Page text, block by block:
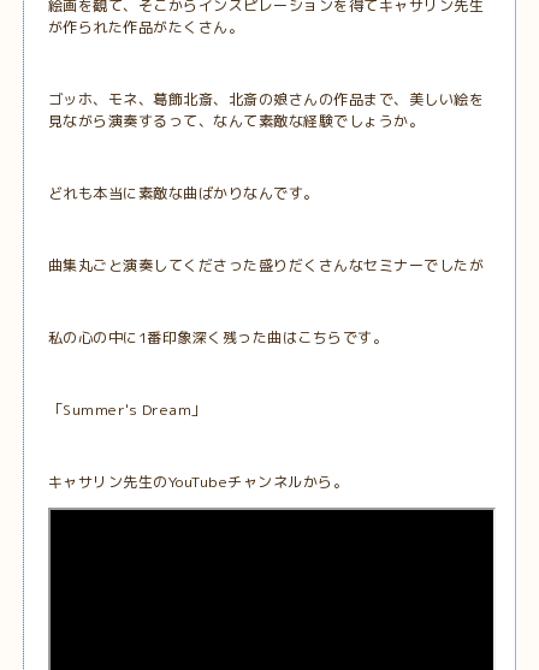
絵画を観て、そこからインスピレーションを得てキャサリン先生
が作られた作品がたくさん。
ゴッホ、モネ、葛飾北斎、北斎の娘さんの作品まで、美しい絵を
見ながら演奏するって、なんて素敵な経験でしょうか。
どれも本当に素敵な曲ばかりなんです。
曲集丸ごと演奏してくださった盛りだくさんなセミナーでしたが
私の心の中に1番印象深く残った曲はこちらです。
「Summer's Dream」
キャサリン先生のYouTubeチャンネルから。